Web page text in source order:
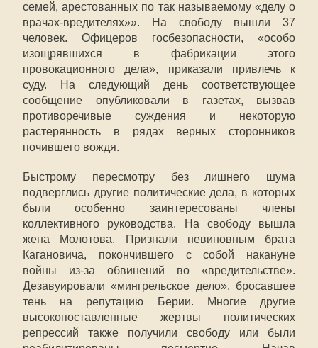
семей, арестованных по так называемому «делу о
врачах-вредителях»». На свободу вышли 37
человек. Офицеров госбезопасности, «особо
изощрявшихся в фабрикации этого
провокационного дела», приказали привлечь к
суду. На следующий день соответствующее
сообщение опубликовали в газетах, вызвав
противоречивые суждения и некоторую
растерянность в рядах верных сторонников
почившего вождя.
Быстрому пересмотру без лишнего шума
подверглись другие политические дела, в которых
были особенно заинтересованы члены
коллективного руководства. На свободу вышла
жена Молотова. Признали невиновным брата
Кагановича, покончившего с собой накануне
войны из-за обвинений во «вредительстве».
Дезавуировали «мингрельское дело», бросавшее
тень на репутацию Берии. Многие другие
высокопоставленные жертвы политических
репрессий также получили свободу или были